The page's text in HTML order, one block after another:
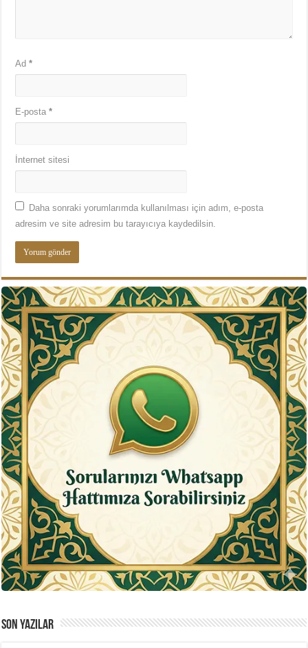
Ad*
E-posta*
İnternet sitesi
Daha sonraki yorumlarımda kullanılması için adım, e-posta
adresim ve site adresim bu tarayıcıya kaydedilsin.
SON YAZILAR